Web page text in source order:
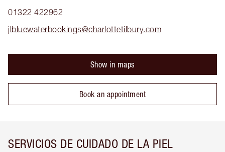
01322 422962
jlbluewaterbookings@charlottetilbury.com
Show in maps
Book an appointment
SERVICIOS DE CUIDADO DE LA PIEL